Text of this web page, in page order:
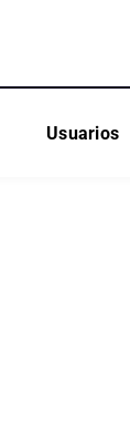
Usuarios